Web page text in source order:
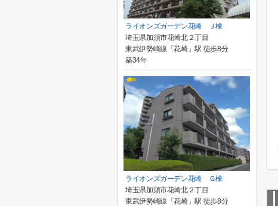
ライオンズガーデン花崎 Ｊ棟
埼玉県加須市花崎北２丁目
東武伊勢崎線「花崎」駅 徒歩8分
築34年
ライオンズガーデン花崎 Ｇ棟
埼玉県加須市花崎北２丁目
東武伊勢崎線「花崎」駅 徒歩8分